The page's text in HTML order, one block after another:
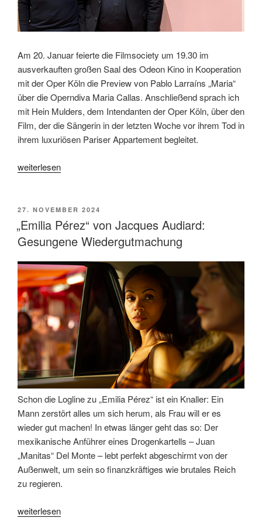
Am 20. Januar feierte die Filmsociety um 19.30 im
ausverkauften großen Saal des Odeon Kino in Kooperation
mit der Oper Köln die Preview von Pablo Larraíns „Maria“
über die Operndiva Maria Callas. Anschließend sprach ich
mit Hein Mulders, dem Intendanten der Oper Köln, über den
Film, der die Sängerin in der letzten Woche vor ihrem Tod in
ihrem luxuriösen Pariser Appartement begleitet.
„Filmgespräch
von
Pablo
Larraín
mit
Hein
Mulders,
Intendant
der
Oper
Köln“
weiterlesen
VERÖFFENTLICHT
AM
27. NOVEMBER 2024
„Emilia Pérez“ von Jacques Audiard:
Gesungene Wiedergutmachung
Schon die Logline zu „Emilia Pérez“ ist ein Knaller: Ein
Mann zerstört alles um sich herum, als Frau will er es
wieder gut machen! In etwas länger geht das so: Der
mexikanische Anführer eines Drogenkartells – Juan
„Manitas“ Del Monte – lebt perfekt abgeschirmt von der
Außenwelt, um sein so finanzkräftiges wie brutales Reich
zu regieren.
„„Emilia
weiterlesen